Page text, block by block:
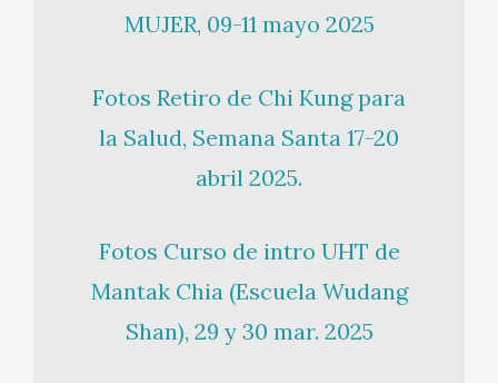
MUJER, 09-11 mayo 2025
Fotos Retiro de Chi Kung para
la Salud, Semana Santa 17-20
abril 2025.
Fotos Curso de intro UHT de
Mantak Chia (Escuela Wudang
Shan), 29 y 30 mar. 2025